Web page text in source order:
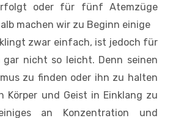
oder für fünf Atemzüge
machen wir zu Beginn einige
zwar einfach, ist jedoch für
nicht so leicht. Denn seinen
zu finden oder ihn zu halten
Körper und Geist in Einklang zu
an Konzentration und